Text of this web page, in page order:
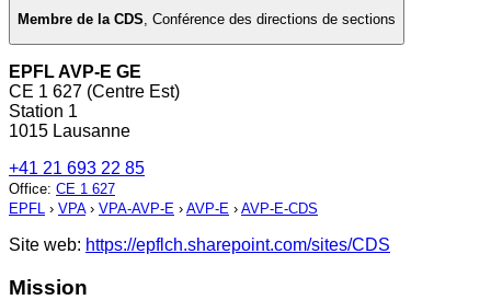
Membre de la CDS Conférence des directions de sections
EPFL AVP-E GE
CE 1 627 (Centre Est)
Station 1
1015 Lausanne
+41 21 693 22 85
Office: CE 1 627
EPFL › VPA› VPA-AVP-E › AVP-E › AVP-E-CDS
Site web: https://epflch.sharepoint.com/sites/CDS
Mission